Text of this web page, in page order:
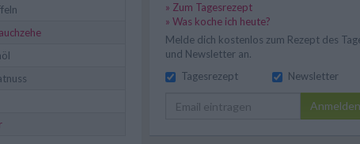
» Zum Tagesrezept
» Was koche ich heute?
Melde dich kostenlos zum Rezept des
und Newsletter an.
Tagesrezept
Newsletter
Anmelden